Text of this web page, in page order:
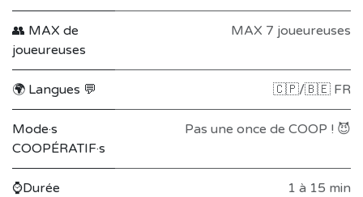
👥 MAX de
joueureuses
MAX 7 joueureuses
🌍 Langues 💬 🇨🇵/🇧🇪 FR
Mode·s
COOPÉRATIF·s
Pas une once de COOP ! 😈
⌚Durée
1 à 15 min